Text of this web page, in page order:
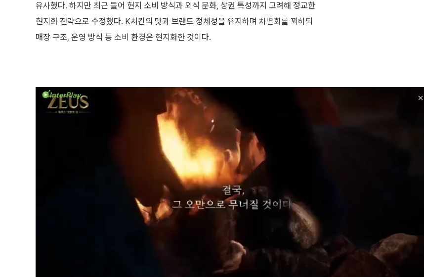
유사했다. 하지만 최근 들어 현지 소비 방식과 외식 문화, 상권 특성까지 고려해 정교한
현지화 전략으로 수정했다. K치킨의 맛과 브랜드 정체성을 유지하며 차별화를 꾀하되
매장 구조, 운영 방식 등 소비 환경은 현지화한 것이다.